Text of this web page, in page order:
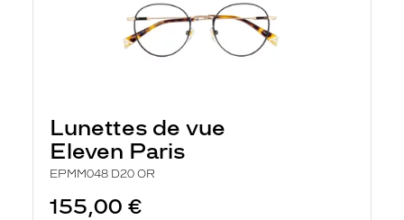
Lunettes de vue
Eleven Paris
EPMM048 D20 OR
155,00 €